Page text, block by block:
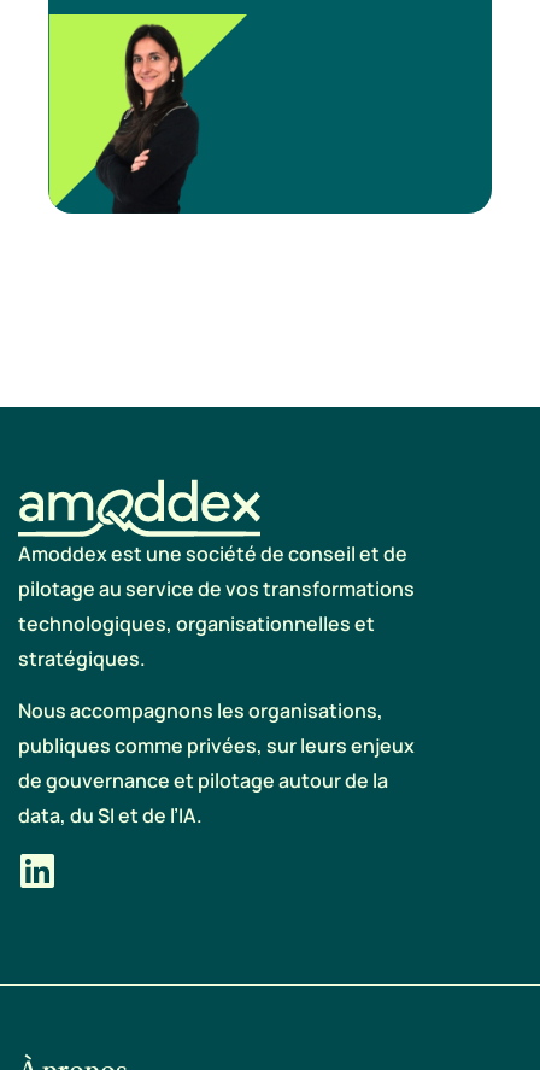
Amoddex est une société de conseil et de
pilotage au service de vos transformations
technologiques, organisationnelles et
stratégiques.
Nous accompagnons les organisations,
publiques comme privées, sur leurs enjeux
de gouvernance et pilotage autour de la
data, du SI et de l’IA.